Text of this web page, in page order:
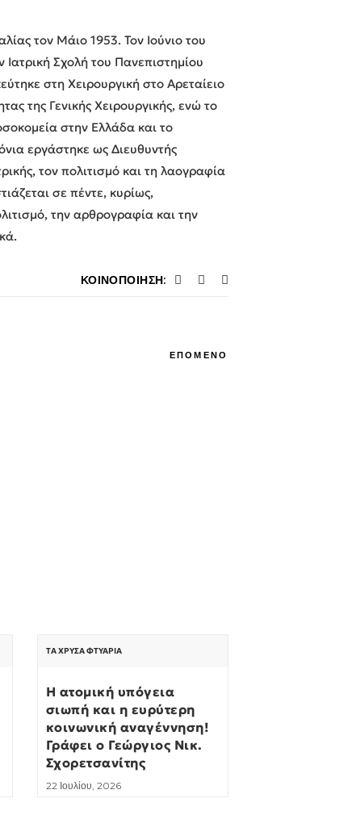
τον Μάιο 1953. Τον Ιούνιο του
Σχολή του Πανεπιστημίου
στη Χειρουργική στο Αρεταίειο
της Γενικής Χειρουργικής, ενώ το
στην Ελλάδα και το
εργάστηκε ως Διευθυντής
τον πολιτισμό και τη λαογραφία
σε πέντε, κυρίως,
την αρθρογραφία και την
ΚΟΙΝΟΠΟΊΗΣΗ:
ΕΠΟΜΕΝΟ
ΤΑ ΧΡΥΣΆ ΦΤΥΆΡΙΑ
Η ατομική υπόγεια
σιωπή και η ευρύτερη
κοινωνική αναγέννηση!
Γράφει ο Γεώργιος Νικ.
Σχορετσανίτης
22 Ιουλίου, 2026